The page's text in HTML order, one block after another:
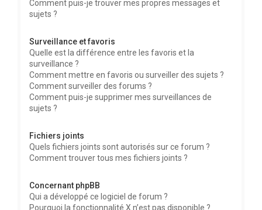
Comment puis-je trouver mes propres messages et
sujets ?
Surveillance et favoris
Quelle est la différence entre les favoris et la
surveillance ?
Comment mettre en favoris ou surveiller des sujets ?
Comment surveiller des forums ?
Comment puis-je supprimer mes surveillances de
sujets ?
Fichiers joints
Quels fichiers joints sont autorisés sur ce forum ?
Comment trouver tous mes fichiers joints ?
Concernant phpBB
Qui a développé ce logiciel de forum ?
Pourquoi la fonctionnalité X n’est pas disponible ?